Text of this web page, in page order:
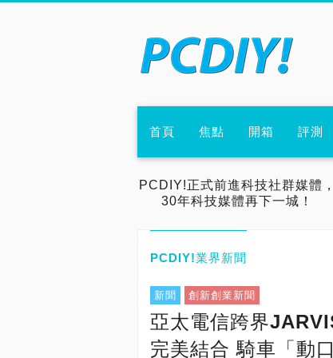
首頁 焦點 開箱 評測
PCDIY!正式前進科技社群媒體，
30年科技媒體再下一城！
PCDIY!業界新聞
新聞 創新創業新聞
亞太電信跨界
完美結合 騎車「動